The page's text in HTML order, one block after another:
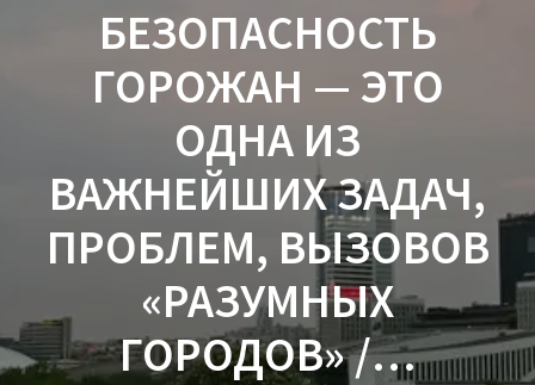
БЕЗОПАСНОСТЬ
ГОРОЖАН — ЭТО
ОДНА ИЗ
ВАЖНЕЙШИХ ЗАДАЧ,
ПРОБЛЕМ, ВЫЗОВОВ
«РАЗУМНЫХ
ГОРОДОВ» /…